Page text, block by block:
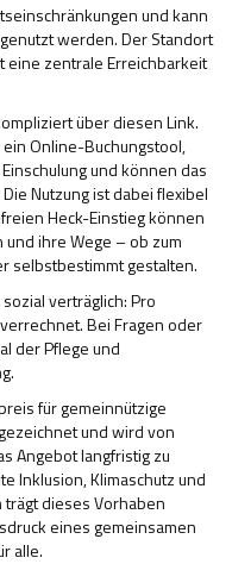
und kann
werden. Der Standort
zentrale Erreichbarkeit
über diesen Link.
Online-Buchungstool,
und können das
Nutzung ist dabei flexibel
Heck-Einstieg können
ihre Wege – ob zum
selbstbestimmt gestalten.
verträglich: Pro
Bei Fragen oder
der Pflege und
für gemeinnützige
und wird von
Angebot langfristig zu
Inklusion, Klimaschutz und
dieses Vorhaben
eines gemeinsamen
alle.